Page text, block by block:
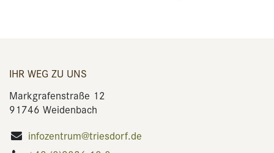
IHR WEG ZU UNS
Markgrafenstraße 12
91746 Weidenbach
infozentrum@triesdorf.de